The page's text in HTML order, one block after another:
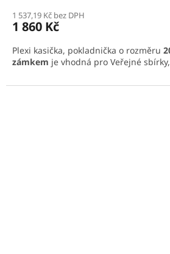
1 537,19 Kč bez DPH
1 860 Kč
Plexi kasička, pokladnička o rozměru
zámkem je vhodná pro Veřejné